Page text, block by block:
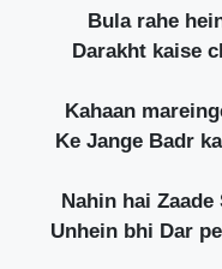
Bula rahe
Darakht kaise
Kahaan
Ke Jange Badr
Nahin hai
Unhein bhi Dar